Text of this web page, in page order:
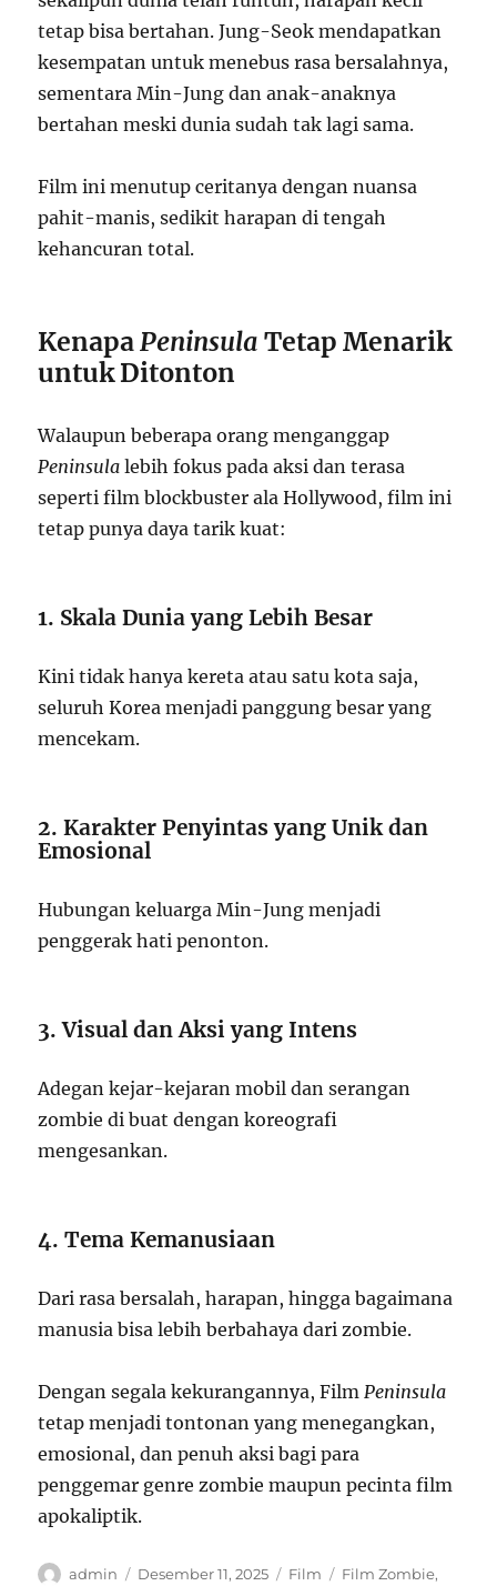
tetap bisa bertahan. Jung-Seok mendapatkan
kesempatan untuk menebus rasa bersalahnya,
sementara Min-Jung dan anak-anaknya
bertahan meski dunia sudah tak lagi sama.
Film ini menutup ceritanya dengan nuansa
pahit-manis, sedikit harapan di tengah
kehancuran total.
KenapaPeninsula Tetap Menarik
untuk Ditonton
Walaupun beberapa orang menganggap
Peninsula lebih fokus pada aksi dan terasa
seperti film blockbuster ala Hollywood, film ini
tetap punya daya tarik kuat:
1. Skala Dunia yang Lebih Besar
Kini tidak hanya kereta atau satu kota saja,
seluruh Korea menjadi panggung besar yang
mencekam.
2. Karakter Penyintas yang Unik dan
Emosional
Hubungan keluarga Min-Jung menjadi
penggerak hati penonton.
3. Visual dan Aksi yang Intens
Adegan kejar-kejaran mobil dan serangan
zombie di buat dengan koreografi
mengesankan.
4. Tema Kemanusiaan
Dari rasa bersalah, harapan, hingga bagaimana
manusia bisa lebih berbahaya dari zombie.
Dengan segala kekurangannya, FilmPeninsula
tetap menjadi tontonan yang menegangkan,
emosional, dan penuh aksi bagi para
penggemar genre zombie maupun pecinta film
apokaliptik.
Author
admin Posted
Desember 11, 2025 Categories
Film Tags
Film Zombie,